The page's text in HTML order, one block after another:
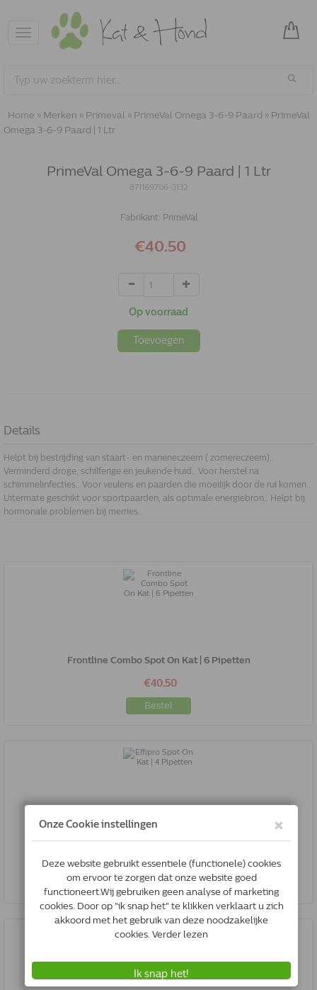
Toggle
navigation
Home » Merken » Primeval » PrimeVal Omega 3-6-9 Paard » PrimeVal
Omega 3-6-9 Paard | 1 Ltr
PrimeVal Omega 3-6-9 Paard | 1 Ltr
871169706-3132
Fabrikant: PrimeVal
€40.50
Op voorraad
Toevoegen
Details
Helpt bij bestrijding van staart- en maneneczeem ( zomereczeem)..
Verminderd droge, schilferige en jeukende huid.. Voor herstel na
schimmelinfecties.. Voor veulens en paarden die moeilijk door de rui komen..
Uitermate geschikt voor sportpaarden, als optimale energiebron.. Helpt bij
hormonale problemen bij merries..
Frontline Combo Spot On Kat | 6 Pipetten
€40.50
Bestel
Effipro Spot On Kat | 4 Pipetten
€22.00
Bestel